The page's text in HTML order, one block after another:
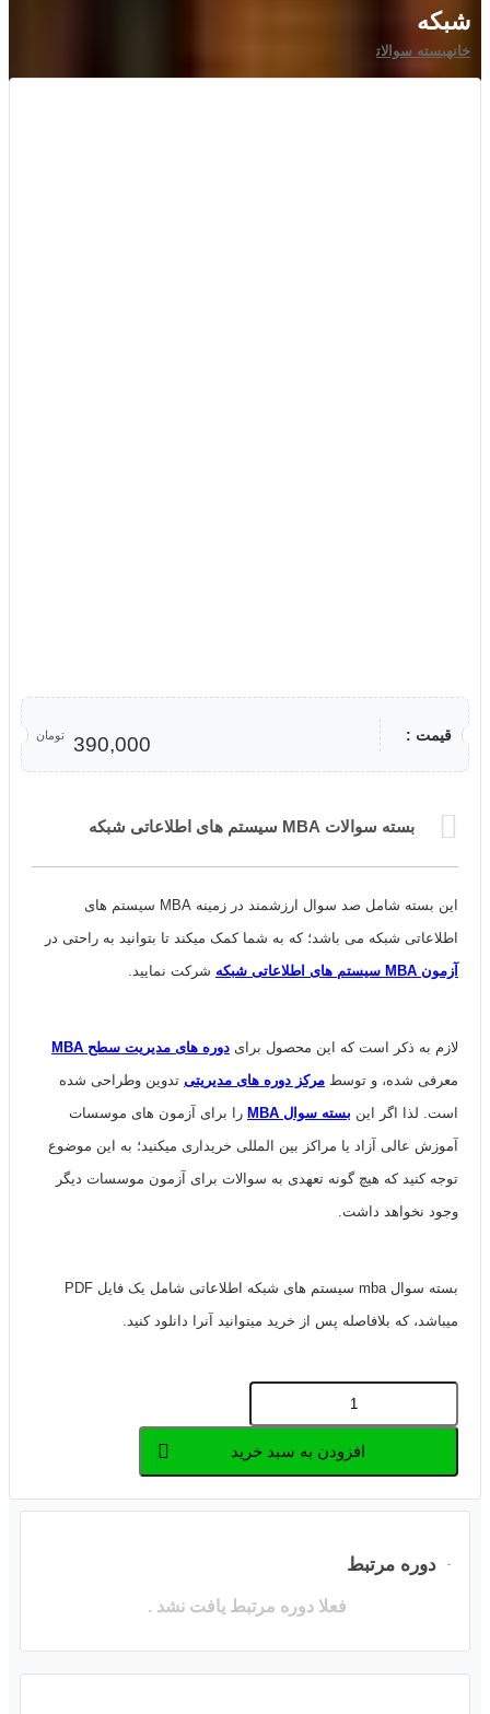
شبکه
خانهبسته سوالات
قیمت : 390,000 تومان
بسته سوالات MBA سیستم های اطلاعاتی شبکه
این بسته شامل صد سوال ارزشمند در زمینه MBA سیستم های
اطلاعاتی شبکه می باشد؛ که به شما کمک میکند تا بتوانید به راحتی در
آزمون MBA سیستم های اطلاعاتی شبکه
شرکت نمایید.
لازم به ذکر است که این محصول برای دوره های مدیریت سطح MBA
معرفی شده، و توسط مرکز دوره های مدیریتی تدوین وطراحی شده
است. لذا اگر این بسته سوال MBA
را برای آزمون های موسسات
آموزش عالی آزاد یا مراکز بین المللی خریداری میکنید؛ به این موضوع
توجه کنید که هیچ گونه تعهدی به سوالات برای آزمون موسسات دیگر
وجود نخواهد داشت.
بسته سوال mba سیستم های شبکه اطلاعاتی شامل یک فایل PDF
میباشد، که بلافاصله پس از خرید میتوانید آنرا دانلود کنید.
سوالات
سیستم
اطلاعاتی
افزودن به سبد خرید
دوره مرتبط
فعلا دوره مرتبط یافت نشد .